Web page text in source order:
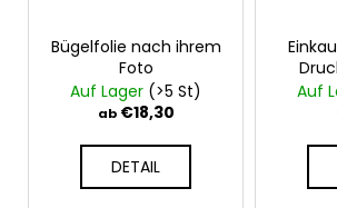
Bügelfolie nach ihrem
Foto
Auf Lager (>5 St)
ab€18,30
DETAIL
Auf